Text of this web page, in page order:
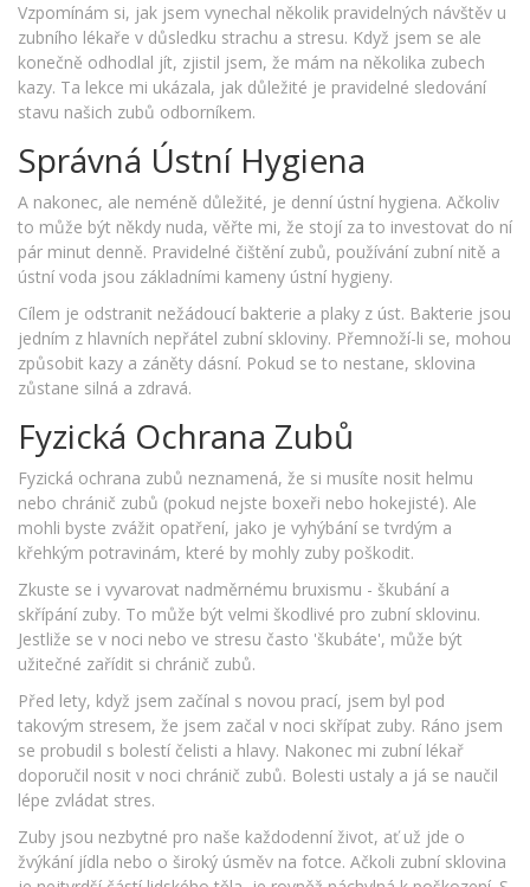
Vzpomínám si, jak jsem vynechal několik pravidelných návštěv u
zubního lékaře v důsledku strachu a stresu. Když jsem se ale
konečně odhodlal jít, zjistil jsem, že mám na několika zubech
kazy. Ta lekce mi ukázala, jak důležité je pravidelné sledování
stavu našich zubů odborníkem.
Správná Ústní Hygiena
A nakonec, ale neméně důležité, je denní ústní hygiena. Ačkoliv
to může být někdy nuda, věřte mi, že stojí za to investovat do ní
pár minut denně. Pravidelné čištění zubů, používání zubní nitě a
ústní voda jsou základními kameny ústní hygieny.
Cílem je odstranit nežádoucí bakterie a plaky z úst. Bakterie jsou
jedním z hlavních nepřátel zubní skloviny. Přemnoží-li se, mohou
způsobit kazy a záněty dásní. Pokud se to nestane, sklovina
zůstane silná a zdravá.
Fyzická Ochrana Zubů
Fyzická ochrana zubů neznamená, že si musíte nosit helmu
nebo chránič zubů (pokud nejste boxeři nebo hokejisté). Ale
mohli byste zvážit opatření, jako je vyhýbání se tvrdým a
křehkým potravinám, které by mohly zuby poškodit.
Zkuste se i vyvarovat nadměrnému bruxismu - škubání a
skřípání zuby. To může být velmi škodlivé pro zubní sklovinu.
Jestliže se v noci nebo ve stresu často 'škubáte', může být
užitečné zařídit si chránič zubů.
Před lety, když jsem začínal s novou prací, jsem byl pod
takovým stresem, že jsem začal v noci skřípat zuby. Ráno jsem
se probudil s bolestí čelisti a hlavy. Nakonec mi zubní lékař
doporučil nosit v noci chránič zubů. Bolesti ustaly a já se naučil
lépe zvládat stres.
Zuby jsou nezbytné pro naše každodenní život, ať už jde o
žvýkání jídla nebo o široký úsměv na fotce. Ačkoli zubní sklovina